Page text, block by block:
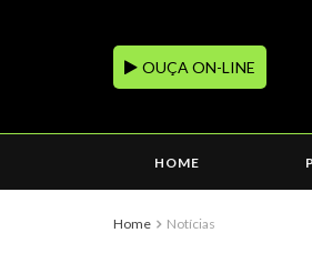
OUÇA ON-LINE
HOME
Home Notícias